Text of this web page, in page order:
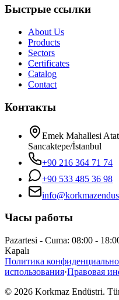
Быстрые ссылки
About Us
Products
Sectors
Certificates
Catalog
Contact
Контакты
Emek Mahallesi
Sancaktepe/İstanbul
+90 216 364 71 74
+90 533 485 36 98
Часы работы
Pazartesi - Cuma: 08:00 -
Kapalı
Политика
использования·Правовая
© 2026 Korkmaz Endüstri.